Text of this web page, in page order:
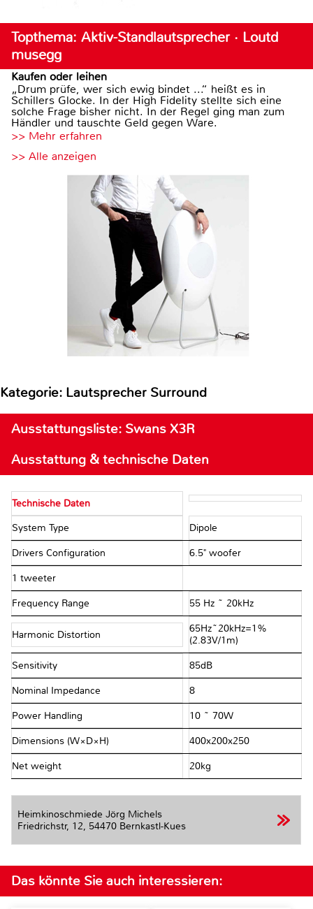
Topthema: Aktiv-Standlautsprecher · Loutd
musegg
Kaufen oder leihen
„Drum prüfe, wer sich ewig bindet ...“ heißt es in
Schillers Glocke. In der High Fidelity stellte sich eine
solche Frage bisher nicht. In der Regel ging man zum
Händler und tauschte Geld gegen Ware.
>> Mehr erfahren
>> Alle anzeigen
Kategorie: Lautsprecher Surround
Ausstattungsliste: Swans X3R
Ausstattung & technische Daten
Technische Daten
System Type Dipole
Drivers Configuration 6.5" woofer
1 tweeter
Frequency Range 55 Hz ~ 20kHz
Harmonic Distortion
65Hz~20kHz=1%
(2.83V/1m)
Sensitivity 85dB
Nominal Impedance 8Ω
Power Handling 10 ~ 70W
Dimensions (W×D×H) 400x200x250
Net weight 20kg
Heimkinoschmiede Jörg Michels
Friedrichstr, 12, 54470 Bernkastl-Kues
Das könnte Sie auch interessieren: